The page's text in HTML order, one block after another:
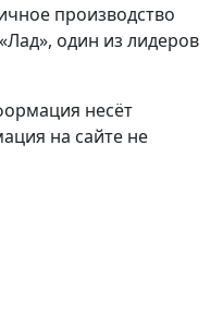
производство
один из лидеров
несёт
на сайте не